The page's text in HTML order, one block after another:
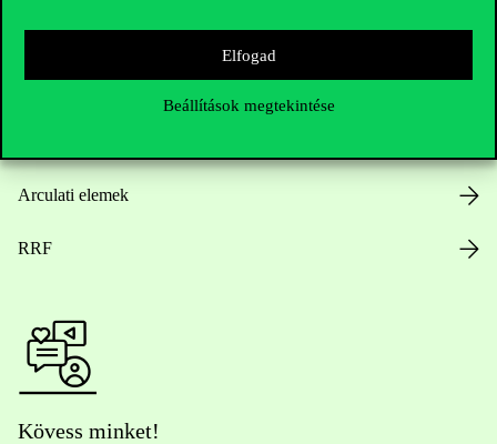
Elfogad
Beállítások megtekintése
Házirend
Arculati elemek
RRF
Kövess minket!